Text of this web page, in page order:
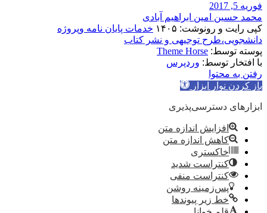
فوریه 5, 2017
محمد حسین امین ابراهیم آبادی
کپی رایت و رونوشت: ۱۴۰۵
خدمات پایان نامه وپروژه
دانشجویی،طرح توجیهی و نشر کتاب
پوسته توسط: Theme Horse
با افتخار توسط: وردپرس
رفتن به محتوا
باز کردن نوار ابزار
ابزارهای دسترسی‌پذیری
افزایش اندازه متن
کاهش اندازه متن
خاکستری
کنتراست شدید
کنتراست منفی
پس‌زمینه روشن
خط زیر پیوندها